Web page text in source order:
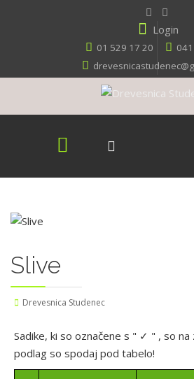
Login
01 529 17 20
Slive
Drevesnica Studenec
Sadike, ki so označene s " ✓ " , so
podlag so spodaj pod tabelo!